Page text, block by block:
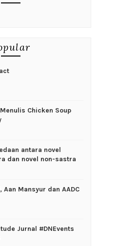
Chicken Soup
antara novel
dan novel non-sastra
Aan Mansyur dan AADC
Jurnal #DNEvents